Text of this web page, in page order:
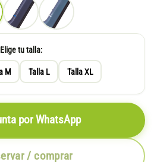
Elige tu talla:
M Talla L Talla XL
/ comprar
por WhatsApp